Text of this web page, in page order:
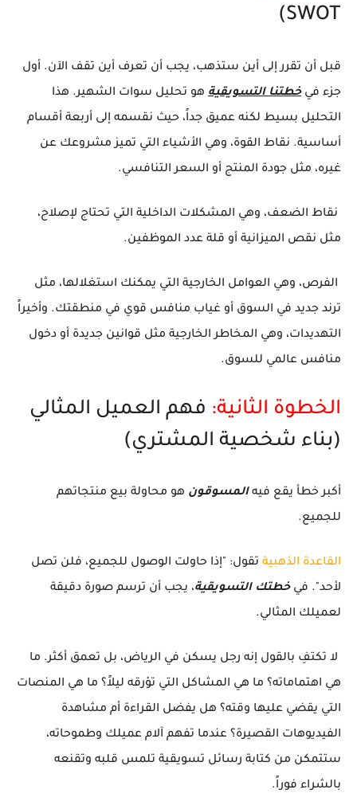
SWOT)
قبل أن تقرر إلى أين ستذهب، يجب أن تعرف أين تقف الآن. أول
جزء فيخطتنا التسويقية هو تحليل سوات الشهير. هذا
التحليل بسيط لكنه عميق جداً، حيث نقسمه إلى أربعة أقسام
أساسية. نقاط القوة، وهي الأشياء التي تميز مشروعك عن
غيره، مثل جودة المنتج أو السعر التنافسي.
نقاط الضعف، وهي المشكلات الداخلية التي تحتاج لإصلاح،
مثل نقص الميزانية أو قلة عدد الموظفين.
الفرص، وهي العوامل الخارجية التي يمكنك استغلالها، مثل
ترند جديد في السوق أو غياب منافس قوي في منطقتك. وأخيراً
التهديدات، وهي المخاطر الخارجية مثل قوانين جديدة أو دخول
منافس عالمي للسوق.
الخطوة الثانية: فهم العميل المثالي
(بناء شخصية المشتري)
أكبر خطأ يقع فيهالمسوقون هو محاولة بيع منتجاتهم
للجميع.
القاعدة الذهبية تقول: "إذا حاولت الوصول للجميع، فلن تصل
لأحد". فيخطتك التسويقية، يجب أن ترسم صورة دقيقة
لعميلك المثالي.
لا تكتفِ بالقول إنه رجل يسكن في الرياض، بل تعمق أكثر. ما
هي اهتماماته؟ ما هي المشاكل التي تؤرقه ليلاً؟ ما هي المنصات
التي يقضي عليها وقته؟ هل يفضل القراءة أم مشاهدة
الفيديوهات القصيرة؟ عندما تفهم آلام عميلك وطموحاته،
ستتمكن من كتابة رسائل تسويقية تلمس قلبه وتقنعه
بالشراء فوراً.